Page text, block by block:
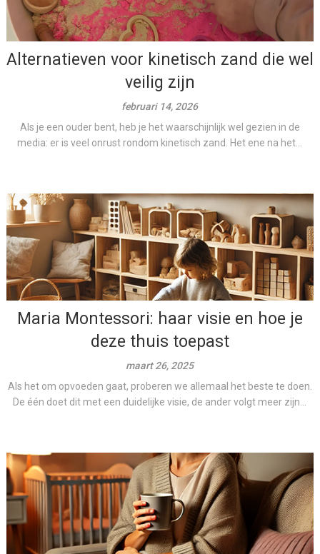
Alternatieven voor kinetisch zand die wel
veilig zijn
februari 14, 2026
Als je een ouder bent, heb je het waarschijnlijk wel gezien in de
media: er is veel onrust rondom kinetisch zand. Het ene na het...
Maria Montessori: haar visie en hoe je
deze thuis toepast
maart 26, 2025
Als het om opvoeden gaat, proberen we allemaal het beste te doen.
De één doet dit met een duidelijke visie, de ander volgt meer zijn...